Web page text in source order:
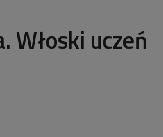
Włoski uczeń